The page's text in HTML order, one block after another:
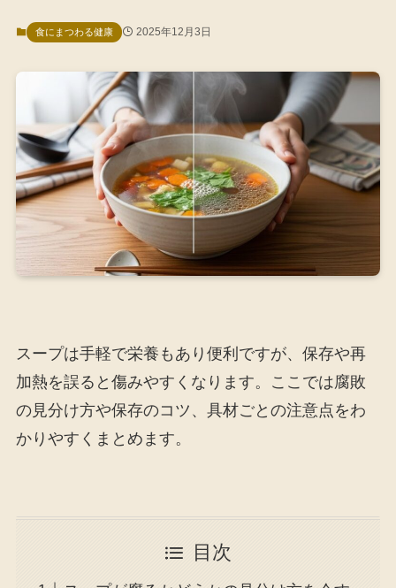
食にまつわる健康 2025年12月3日
スープは手軽で栄養もあり便利ですが、保存や再
加熱を誤ると傷みやすくなります。ここでは腐敗
の見分け方や保存のコツ、具材ごとの注意点をわ
かりやすくまとめます。
目次